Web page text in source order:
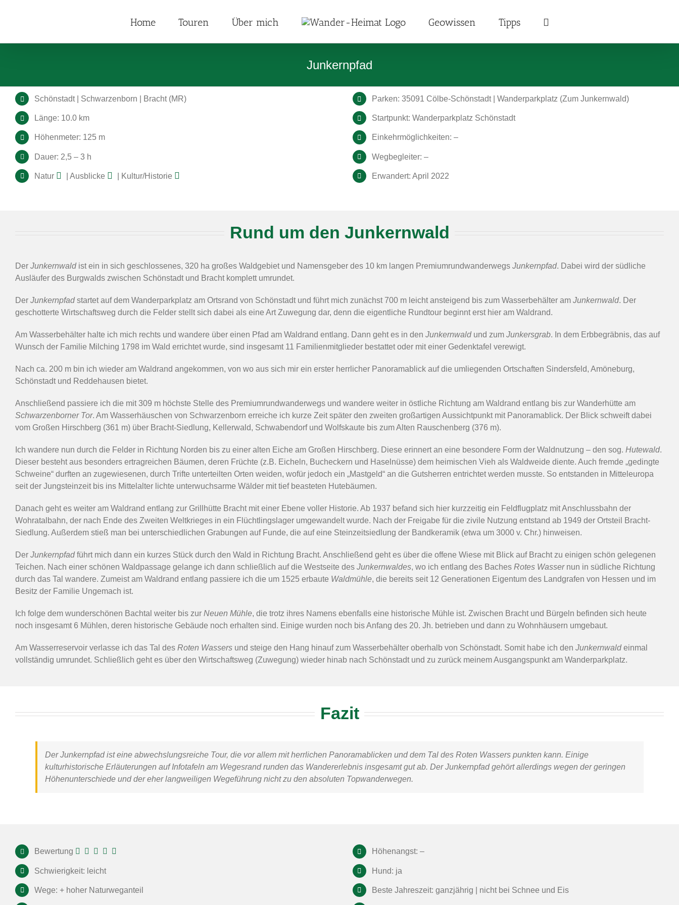
Home Touren Über mich Geowissen Tipps
Junkernpfad
Schönstadt | Schwarzenborn | Bracht (MR)
Länge: 10.0 km
Höhenmeter: 125 m
Dauer: 2,5 – 3 h
Natur | Ausblicke | Kultur/Historie
Parken: 35091 Cölbe-Schönstadt | Wanderparkplatz (Zum Junkernwald)
Startpunkt: Wanderparkplatz Schönstadt
Einkehrmöglichkeiten: –
Wegbegleiter: –
Erwandert: April 2022
Rund um den Junkernwald
Der Junkernwaldist ein in sich geschlossenes, 320 ha großes Waldgebiet und Namensgeber des 10 km langen Premiumrundwanderwegs Junkernpfad. Dabei wird der südliche
Ausläufer des Burgwalds zwischen Schönstadt und Bracht komplett umrundet.
Der Junkernpfadstartet auf dem Wanderparkplatz am Ortsrand von Schönstadt und führt mich zunächst 700 m leicht ansteigend bis zum Wasserbehälter am Junkernwald. Der
geschotterte Wirtschaftsweg durch die Felder stellt sich dabei als eine Art Zuwegung dar, denn die eigentliche Rundtour beginnt erst hier am Waldrand.
Am Wasserbehälter halte ich mich rechts und wandere über einen Pfad am Waldrand entlang. Dann geht es in den Junkernwald und zum Junkersgrab. In dem Erbbegräbnis, das auf
Wunsch der Familie Milching 1798 im Wald errichtet wurde, sind insgesamt 11 Familienmitglieder bestattet oder mit einer Gedenktafel verewigt.
Nach ca. 200 m bin ich wieder am Waldrand angekommen, von wo aus sich mir ein erster herrlicher Panoramablick auf die umliegenden Ortschaften Sindersfeld, Amöneburg,
Schönstadt und Reddehausen bietet.
Anschließend passiere ich die mit 309 m höchste Stelle des Premiumrundwanderwegs und wandere weiter in östliche Richtung am Waldrand entlang bis zur Wanderhütte am
Schwarzenborner Tor. Am Wasserhäuschen von Schwarzenborn erreiche ich kurze Zeit später den zweiten großartigen Aussichtpunkt mit Panoramablick. Der Blick schweift dabei
vom Großen Hirschberg (361 m) über Bracht-Siedlung, Kellerwald, Schwabendorf und Wolfskaute bis zum Alten Rauschenberg (376 m).
Ich wandere nun durch die Felder in Richtung Norden bis zu einer alten Eiche am Großen Hirschberg. Diese erinnert an eine besondere Form der Waldnutzung – den sog. Hutewald.
Dieser besteht aus besonders ertragreichen Bäumen, deren Früchte (z.B. Eicheln, Bucheckern und Haselnüsse) dem heimischen Vieh als Waldweide diente. Auch fremde „gedingte
Schweine“ durften an zugewiesenen, durch Trifte unterteilten Orten weiden, wofür jedoch ein „Mastgeld“ an die Gutsherren entrichtet werden musste. So entstanden in Mitteleuropa
seit der Jungsteinzeit bis ins Mittelalter lichte unterwuchsarme Wälder mit tief beasteten Hutebäumen.
Danach geht es weiter am Waldrand entlang zur Grillhütte Bracht mit einer Ebene voller Historie. Ab 1937 befand sich hier kurzzeitig ein Feldflugplatz mit Anschlussbahn der
Wohratalbahn, der nach Ende des Zweiten Weltkrieges in ein Flüchtlingslager umgewandelt wurde. Nach der Freigabe für die zivile Nutzung entstand ab 1949 der Ortsteil Bracht-
Siedlung. Außerdem stieß man bei unterschiedlichen Grabungen auf Funde, die auf eine Steinzeitsiedlung der Bandkeramik (etwa um 3000 v. Chr.) hinweisen.
Der Junkernpfadführt mich dann ein kurzes Stück durch den Wald in Richtung Bracht. Anschließend geht es über die offene Wiese mit Blick auf Bracht zu einigen schön gelegenen
Teichen. Nach einer schönen Waldpassage gelange ich dann schließlich auf die Westseite des Junkernwaldes, wo ich entlang des Baches Rotes Wassernun in südliche Richtung
durch das Tal wandere. Zumeist am Waldrand entlang passiere ich die um 1525 erbaute Waldmühle, die bereits seit 12 Generationen Eigentum des Landgrafen von Hessen und im
Besitz der Familie Ungemach ist.
Ich folge dem wunderschönen Bachtal weiter bis zur Neuen Mühle, die trotz ihres Namens ebenfalls eine historische Mühle ist. Zwischen Bracht und Bürgeln befinden sich heute
noch insgesamt 6 Mühlen, deren historische Gebäude noch erhalten sind. Einige wurden noch bis Anfang des 20. Jh. betrieben und dann zu Wohnhäusern umgebaut.
Am Wasserreservoir verlasse ich das Tal des Roten Wassers und steige den Hang hinauf zum Wasserbehälter oberhalb von Schönstadt. Somit habe ich den Junkernwaldeinmal
vollständig umrundet. Schließlich geht es über den Wirtschaftsweg (Zuwegung) wieder hinab nach Schönstadt und zu zurück meinem Ausgangspunkt am Wanderparkplatz.
Fazit
DerJunkernpfadist eine abwechslungsreiche Tour, die vor allem mit herrlichen Panoramablicken und dem Tal des Roten Wassers punkten kann. Einige
kulturhistorische Erläuterungen auf Infotafeln am Wegesrand runden das Wandererlebnis insgesamt gut ab. DerJunkernpfadgehört allerdings wegen der geringen
Höhenunterschiede und der eher langweiligen Wegeführung nicht zu den absoluten Topwanderwegen.
Bewertung
Schwierigkeit: leicht
Wege: + hoher Naturweganteil
Höhenangst: –
Hund: ja
Beste Jahreszeit: ganzjährig | nicht bei Schnee und Eis